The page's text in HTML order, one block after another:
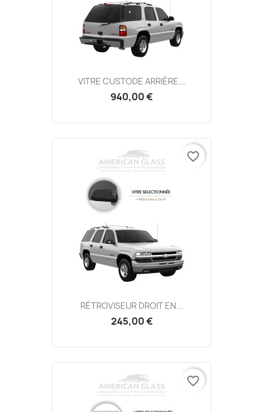
VITRE CUSTODE ARRIÈRE...
940,00 €
RÉTROVISEUR DROIT EN...
245,00 €
favorite_border
favorite_border